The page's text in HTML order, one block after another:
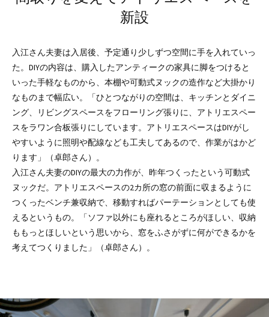
新設
入江さん夫妻は入居後、予定通り少しずつ空間に手を入れていっ
た。DIYの内容は、購入したアンティークの家具に脚をつけると
いった手軽なものから、本棚や可動式ヌックの造作など大掛かり
なものまで幅広い。「ひとつながりの空間は、キッチンとダイニ
ング、リビングスペースをフローリング張りに、アトリエスペー
スをラワン合板張りにしています。アトリエスペースはDIYがし
やすいように照明や配線なども工夫してあるので、作業がはかど
ります」（卓郎さん）。
入江さん夫妻のDIYの最大の力作が、昨年つくったという可動式
ヌックだ。アトリエスペースの2カ所の窓の前面に収まるように
つくったベンチ兼収納で、移動すればパーテーションとしても使
えるというもの。「ソファ以外にも座れるところがほしい、収納
ももっとほしいという思いから、窓をふさがずに何ができるかを
考えてつくりました」（卓郎さん）。